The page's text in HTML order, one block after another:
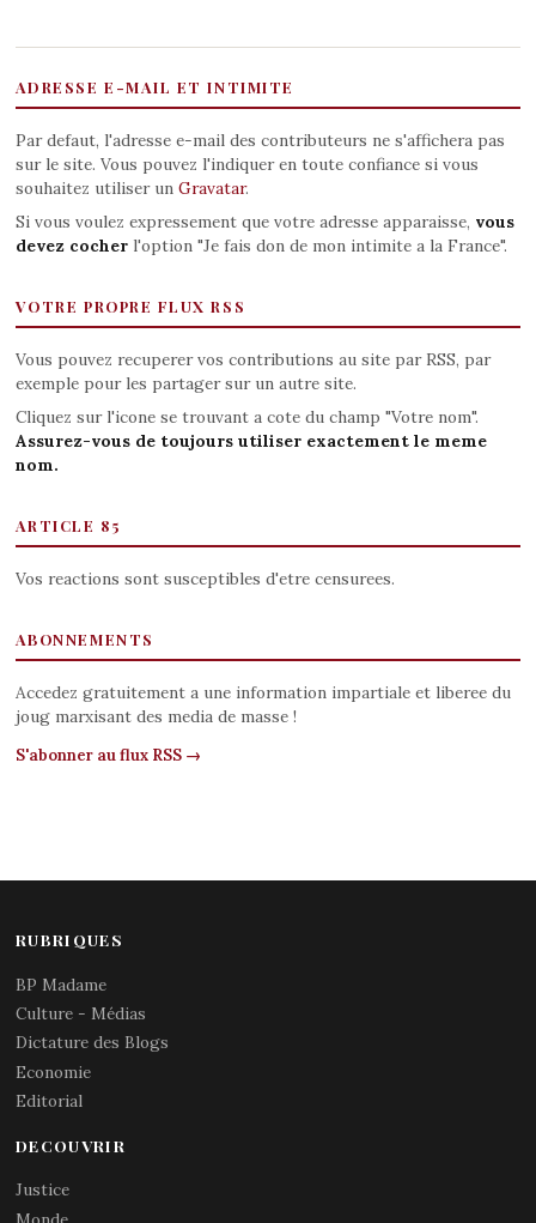
ADRESSE E-MAIL ET INTIMITE
Par defaut, l'adresse e-mail des contributeurs ne s'affichera pas
sur le site. Vous pouvez l'indiquer en toute confiance si vous
souhaitez utiliser un Gravatar.
Si vous voulez expressement que votre adresse apparaisse, vous
devez cocherl'option "Je fais don de mon intimite a la France".
VOTRE PROPRE FLUX RSS
Vous pouvez recuperer vos contributions au site par RSS, par
exemple pour les partager sur un autre site.
Cliquez sur l'icone se trouvant a cote du champ "Votre nom".
Assurez-vous de toujours utiliser exactement le meme
nom.
ARTICLE 85
Vos reactions sont susceptibles d'etre censurees.
ABONNEMENTS
Accedez gratuitement a une information impartiale et liberee du
joug marxisant des media de masse !
S'abonner au flux RSS →
RUBRIQUES
BP Madame
Culture - Médias
Dictature des Blogs
Economie
Editorial
DECOUVRIR
Justice